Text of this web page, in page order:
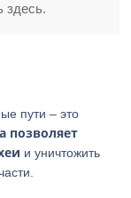
здесь.
пути – это
позволяет
и уничтожить